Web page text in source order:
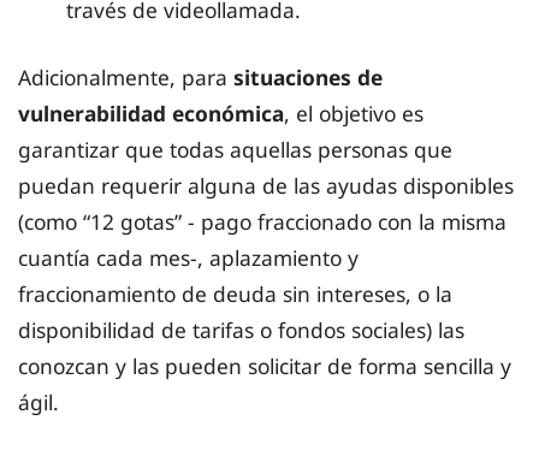
través de videollamada.
Adicionalmente, para situaciones de
vulnerabilidad económica, el objetivo es
garantizar que todas aquellas personas que
puedan requerir alguna de las ayudas disponibles
(como “12 gotas” - pago fraccionado con la misma
cuantía cada mes-, aplazamiento y
fraccionamiento de deuda sin intereses, o la
disponibilidad de tarifas o fondos sociales) las
conozcan y las pueden solicitar de forma sencilla y
ágil.